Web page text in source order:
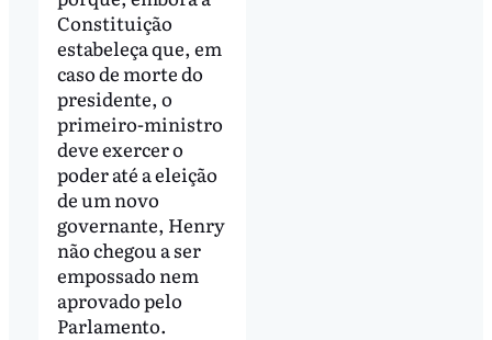
Constituição
estabeleça que, em
caso de morte do
presidente, o
primeiro-ministro
deve exercer o
poder até a eleição
de um novo
governante, Henry
não chegou a ser
empossado nem
aprovado pelo
Parlamento.